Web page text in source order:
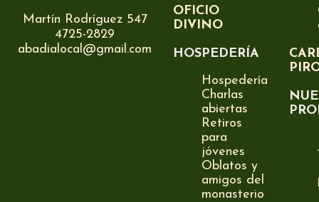
Martín Rodríguez 547
4725-2829
abadialocal@gmail.com
OFICIO
DIVINO
HOSPEDERÍA
Hospedería
Charlas
abiertas
Retiros
para
jóvenes
Oblatos y
amigos del
monasterio